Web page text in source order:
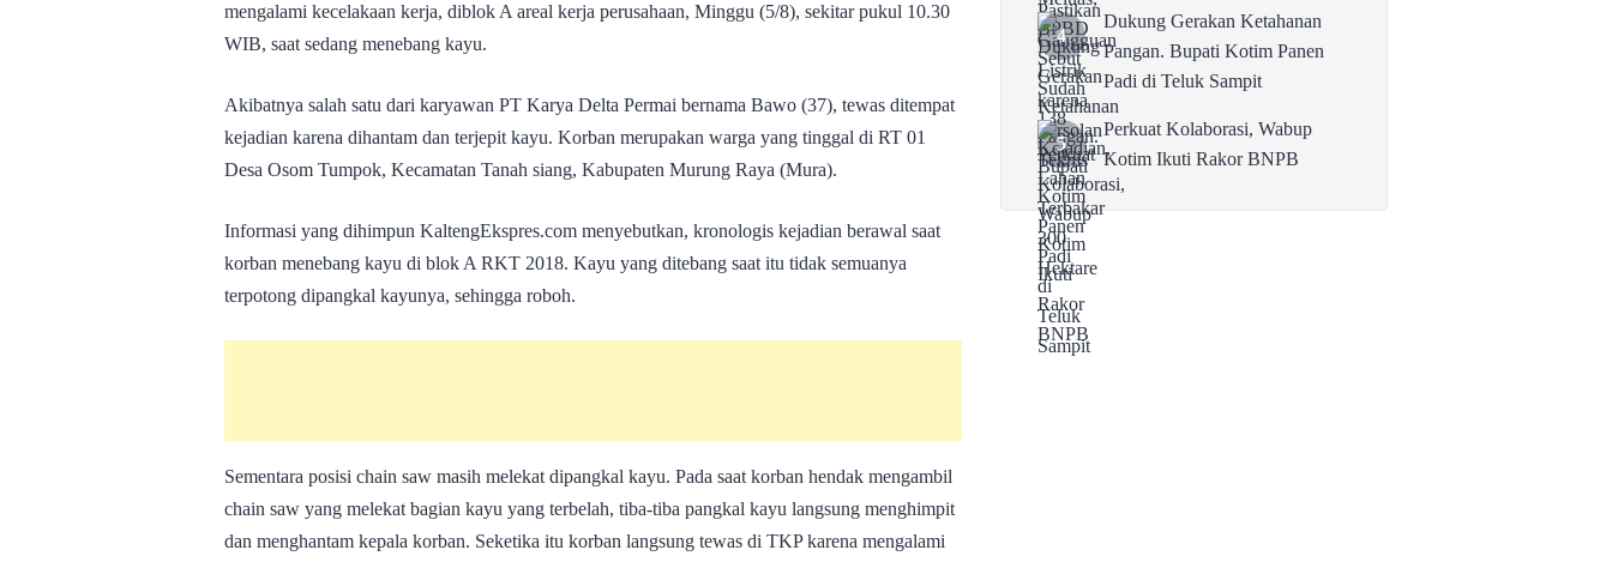
mengalami kecelakaan kerja, diblok A areal kerja perusahaan, Minggu (5/8), sekitar pukul 10.30
WIB, saat sedang menebang kayu.
Akibatnya salah satu dari karyawan PT Karya Delta Permai bernama Bawo (37), tewas ditempat
kejadian karena dihantam dan terjepit kayu. Korban merupakan warga yang tinggal di RT 01
Desa Osom Tumpok, Kecamatan Tanah siang, Kabupaten Murung Raya (Mura).
Informasi yang dihimpun KaltengEkspres.com menyebutkan, kronologis kejadian berawal saat
korban menebang kayu di blok A RKT 2018. Kayu yang ditebang saat itu tidak semuanya
terpotong dipangkal kayunya, sehingga roboh.
Sementara posisi chain saw masih melekat dipangkal kayu. Pada saat korban hendak mengambil
chain saw yang melekat bagian kayu yang terbelah, tiba-tiba pangkal kayu langsung menghimpit
dan menghantam kepala korban. Seketika itu korban langsung tewas di TKP karena mengalami
Dukung Gerakan Ketahanan
Pangan. Bupati Kotim Panen
Padi di Teluk Sampit
Perkuat Kolaborasi, Wabup
Kotim Ikuti Rakor BNPB